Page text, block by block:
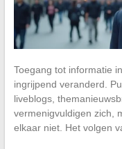
Toegang tot informatie
ingrijpend veranderd.
liveblogs,
vermenigvuldigen zich,
elkaar niet. Het volgen